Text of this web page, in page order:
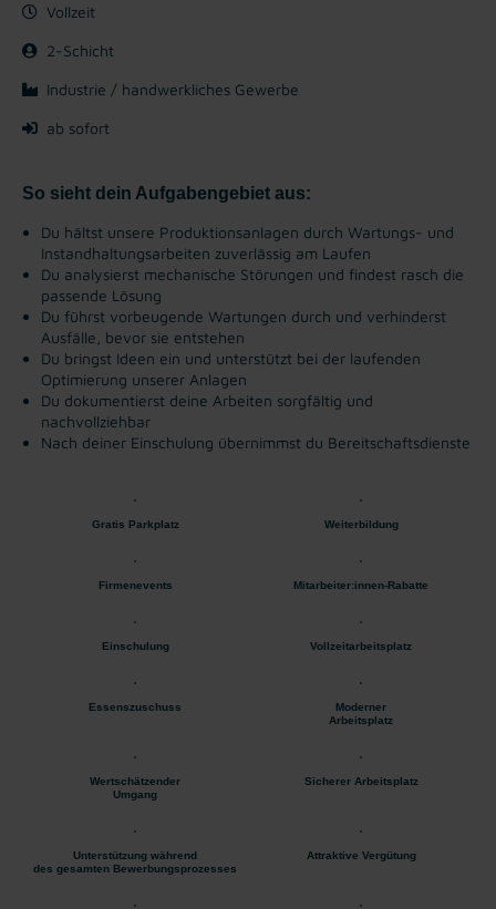
Vollzeit
2-Schicht
Industrie / handwerkliches Gewerbe
ab sofort
So sieht dein Aufgabengebiet aus:
Du hältst unsere Produktionsanlagen durch Wartungs- und
Instandhaltungsarbeiten zuverlässig am Laufen
Du analysierst mechanische Störungen und findest rasch die
passende Lösung
Du führst vorbeugende Wartungen durch und verhinderst
Ausfälle, bevor sie entstehen
Du bringst Ideen ein und unterstützt bei der laufenden
Optimierung unserer Anlagen
Du dokumentierst deine Arbeiten sorgfältig und
nachvollziehbar
Nach deiner Einschulung übernimmst du Bereitschaftsdienste
Gratis Parkplatz Weiterbildung
Firmenevents Mitarbeiter:innen-Rabatte
Einschulung Vollzeitarbeitsplatz
Essenszuschuss
Moderner
Arbeitsplatz
Wertschätzender
Umgang
Sicherer Arbeitsplatz
Unterstützung während
des gesamten Bewerbungsprozesses
Attraktive Vergütung